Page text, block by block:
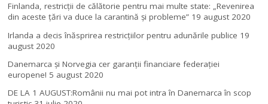
Finlanda, restricţii de călătorie pentru mai multe state: „Revenirea
din aceste ţări va duce la carantină şi probleme” 19 august 2020
Irlanda a decis înăsprirea restricțiilor pentru adunările publice 19
august 2020
Danemarca și Norvegia cer garanții financiare federației
europene! 5 august 2020
DE LA 1 AUGUST:Românii nu mai pot intra în Danemarca în scop